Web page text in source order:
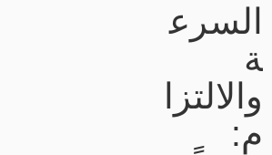
السرع
ة
والالتزا
م: